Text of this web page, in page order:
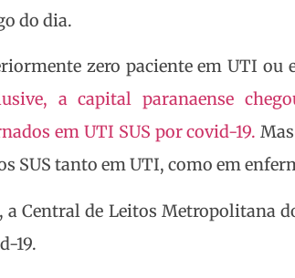
do dia.
zero paciente em UTI ou
a capital paranaense
em UTI SUS por covid-19.
SUS tanto em UTI, como em
a Central de Leitos Metropolitana
19.